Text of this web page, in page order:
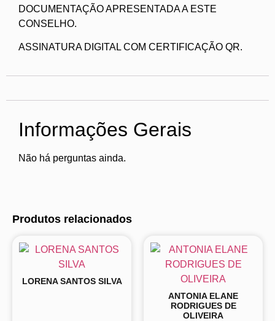
DOCUMENTAÇÃO APRESENTADA A ESTE
CONSELHO.
ASSINATURA DIGITAL COM CERTIFICAÇÃO QR.
Informações Gerais
Não há perguntas ainda.
Produtos relacionados
LORENA SANTOS SILVA
ANTONIA ELANE
RODRIGUES DE
OLIVEIRA